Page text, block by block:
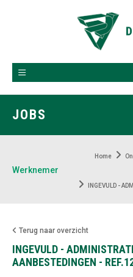
JOBS
Werknemer
Home
INGEVULD -
Terug naar overzicht
INGEVULD -
AANBESTEDINGEN -